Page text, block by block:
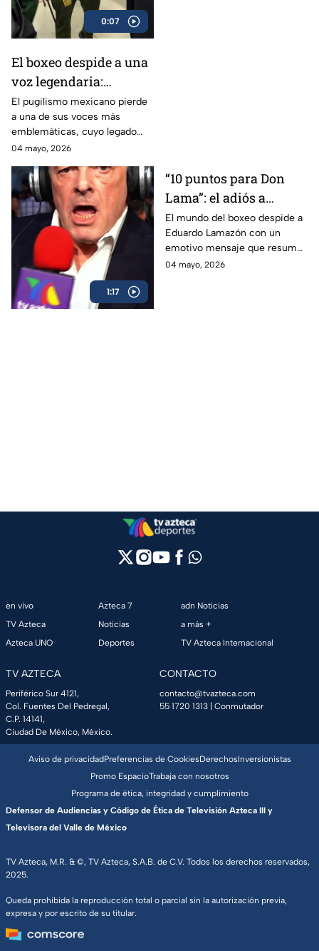
0:07
El boxeo despide a una
voz legendaria:
Eduardo Lamazón
El pugilismo mexicano pierde
a una de sus voces más
emblemáticas, cuyo legado
marcó a generaciones.
04 mayo, 2026
1:17
“10 puntos para Don
Lama”: el adiós a
Eduardo Lamazón
El mundo del boxeo despide a
Eduardo Lamazón con un
emotivo mensaje que resume
su legado imborrable.
04 mayo, 2026
en vivo
TV Azteca
Azteca UNO
Azteca 7
Noticias
Deportes
adn Noticias
a más +
TV Azteca Internacional
TV AZTECA
Periférico Sur 4121,
Col. Fuentes Del Pedregal,
C.P. 14141,
Ciudad De México, México.
CONTACTO
contacto@tvazteca.com
55 1720 1313 | Conmutador
TV Azteca, M.R. & ©, TV Azteca, S.A.B. de C.V. Todos los derechos reservados,
2025.
Queda prohibida la reproducción total o parcial sin la autorización previa,
expresa y por escrito de su titular.
Aviso de privacidadPreferencias de CookiesDerechosInversionistas
Promo EspacioTrabaja con nosotros
Programa de ética, integridad y cumplimiento
Defensor de Audiencias y Código de Ética de Televisión Azteca III y
Televisora del Valle de México